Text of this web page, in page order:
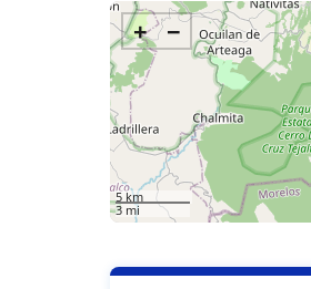
+ −
5 km
3 mi